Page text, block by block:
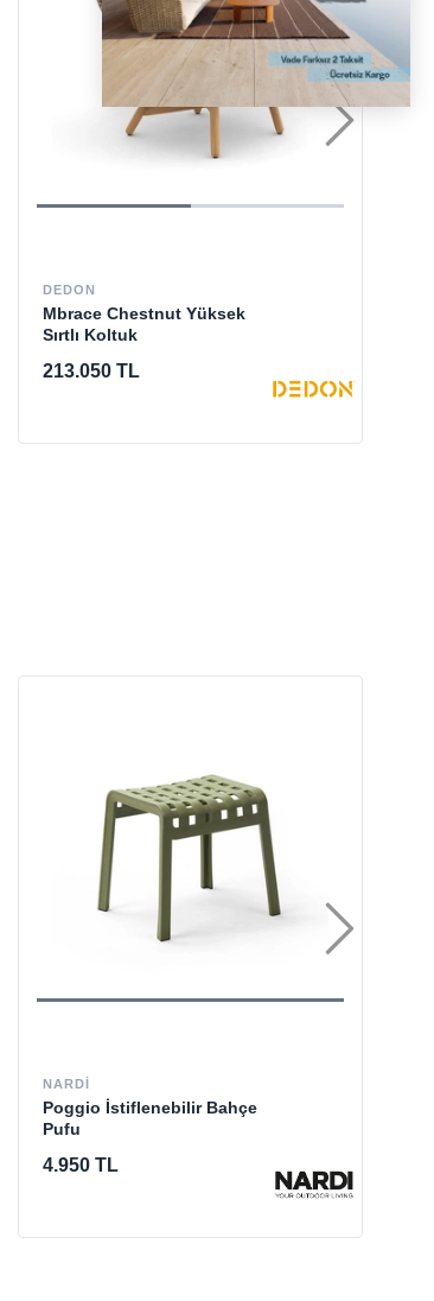
DEDON
Mbrace Chestnut Yüksek
Sırtlı Koltuk
213.050 TL
NARDI
Poggio İstiflenebilir Bahçe
Pufu
4.950 TL